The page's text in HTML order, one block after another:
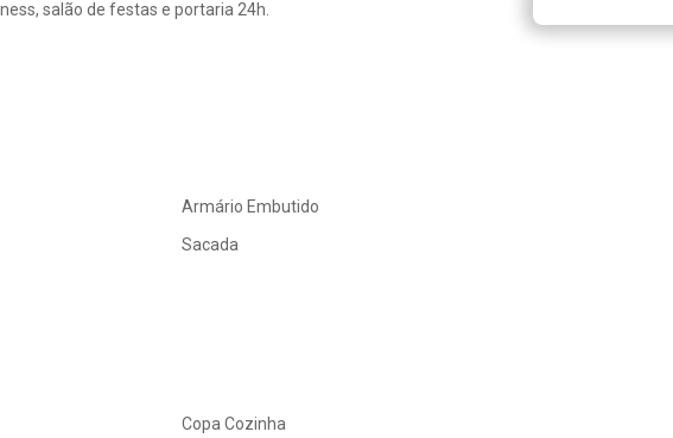
salão de festas e portaria 24h.
Armário Embutido
Sacada
Copa Cozinha